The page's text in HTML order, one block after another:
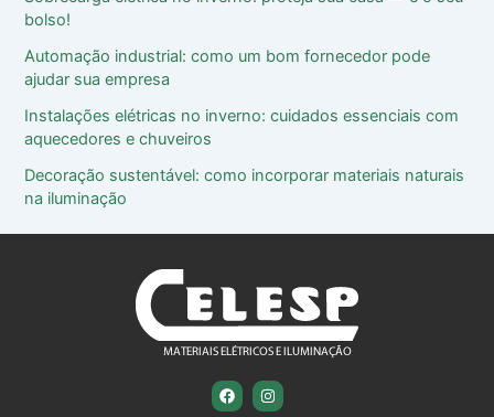
bolso!
Automação industrial: como um bom fornecedor pode
ajudar sua empresa
Instalações elétricas no inverno: cuidados essenciais com
aquecedores e chuveiros
Decoração sustentável: como incorporar materiais naturais
na iluminação
F
a
I
n